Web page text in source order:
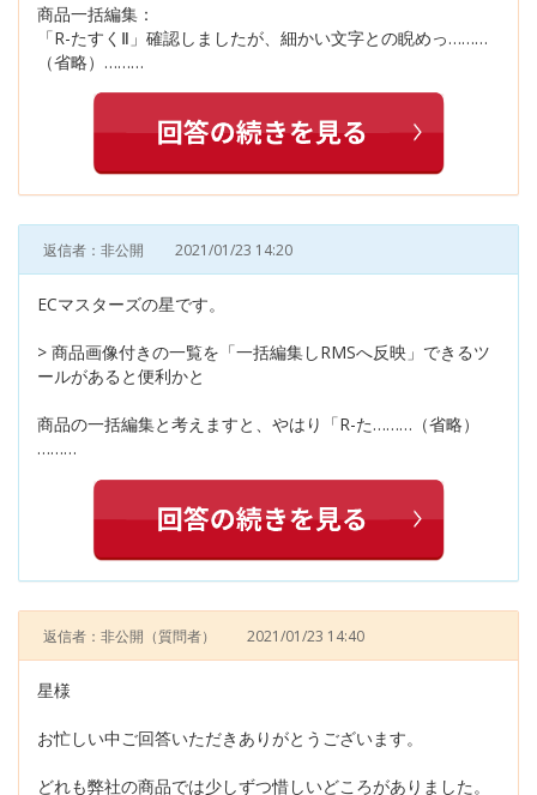
商品一括編集：
「R-たすくⅡ」確認しましたが、細かい文字との睨めっ………
（省略）………
返信者：非公開 2021/01/23 14:20
ECマスターズの星です。
> 商品画像付きの一覧を「一括編集しRMSへ反映」できるツ
ールがあると便利かと
商品の一括編集と考えますと、やはり「R-た………（省略）
………
返信者：非公開 （質問者） 2021/01/23 14:40
星様
お忙しい中ご回答いただきありがとうございます。
どれも弊社の商品では少しずつ惜しいどころがありました。